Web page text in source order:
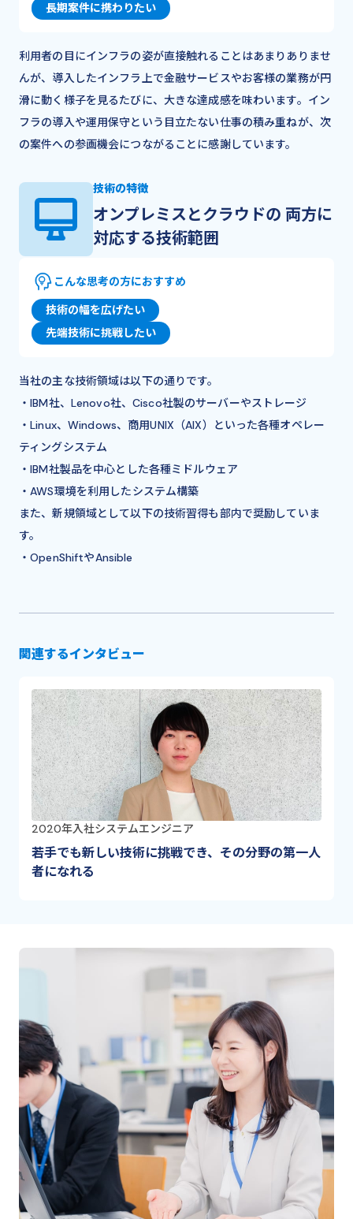
長期案件に携わりたい
利用者の目にインフラの姿が直接触れることはあまりありませ
んが、導入したインフラ上で金融サービスやお客様の業務が円
滑に動く様子を見るたびに、大きな達成感を味わいます。イン
フラの導入や運用保守という目立たない仕事の積み重ねが、次
の案件への参画機会につながることに感謝しています。
技術の特徴
オンプレミスとクラウドの 両方に
対応する技術範囲
こんな思考の方におすすめ
技術の幅を広げたい
先端技術に挑戦したい
当社の主な技術領域は以下の通りです。
・IBM社、Lenovo社、Cisco社製のサーバーやストレージ
・Linux、Windows、商用UNIX（AIX）といった各種オペレー
ティングシステム
・IBM社製品を中心とした各種ミドルウェア
・AWS環境を利用したシステム構築
また、新規領域として以下の技術習得も部内で奨励していま
す。
・OpenShiftやAnsible
関連するインタビュー
2020年入社システムエンジニア
若手でも新しい技術に挑戦でき、その分野の第一人
者になれる